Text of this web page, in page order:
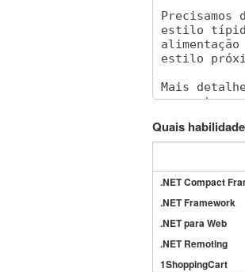
Quais
.NET Compact
.NET Framework
.NET para Web
.NET Remoting
1ShoppingCart